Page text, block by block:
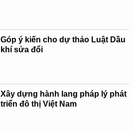
Góp ý kiến cho dự thảo Luật Dầu
khí sửa đổi
Xây dựng hành lang pháp lý phát
triển đô thị Việt Nam